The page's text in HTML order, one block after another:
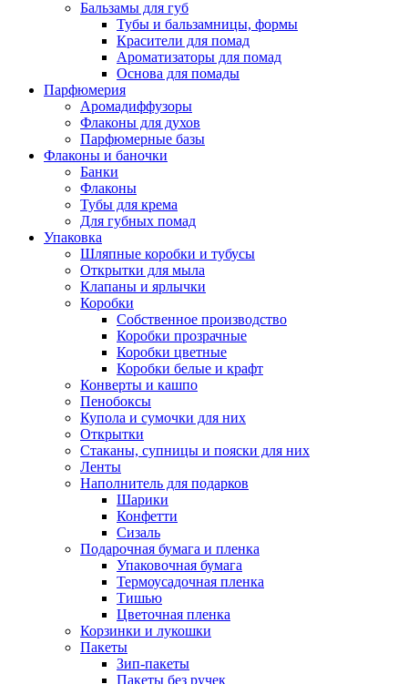
Бальзамы для губ
Тубы и бальзамницы, формы
Красители для помад
Ароматизаторы для помад
Основа для помады
Парфюмерия
Аромадиффузоры
Флаконы для духов
Парфюмерные базы
Флаконы и баночки
Банки
Флаконы
Тубы для крема
Для губных помад
Упаковка
Шляпные коробки и тубусы
Открытки для мыла
Клапаны и ярлычки
Коробки
Собственное производство
Коробки прозрачные
Коробки цветные
Коробки белые и крафт
Конверты и кашпо
Пенобоксы
Купола и сумочки для них
Открытки
Стаканы, супницы и пояски для них
Ленты
Наполнитель для подарков
Шарики
Конфетти
Сизаль
Подарочная бумага и пленка
Упаковочная бумага
Термоусадочная пленка
Тишью
Цветочная пленка
Корзинки и лукошки
Пакеты
Зип-пакеты
Пакеты без ручек